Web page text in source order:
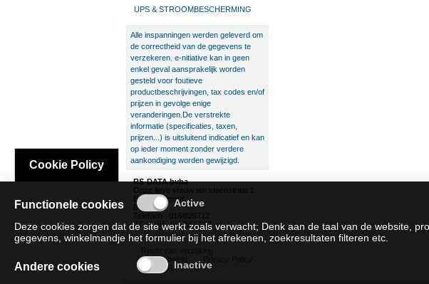
UPS & STROOMBESCHERMING
Alle inspanningen werden geleverd om
de correctheid van de gegevens te
verzekeren. e-nitiative kan in geen
enkel geval aansprakelijk worden
gesteld voor foutieve
productbeschrijvingen, tax codes en/of
prijzen in gevolge enige
veranderingen.De verstrekte
informatie (specificaties, taxen,
prijzen...) is uitsluitend indicatief en kan
op ieder moment zonder verdere
aankondiging worden gewijzigd.
RS-DATA bvba
Onze lieve vrouw ten steenstraat 1
B-3300 Tienen
België
Telefoon : 016/820712
BTW : BE 466.551.192
Recht van verzaking
Cookie beleid
Privacy Policy
SAT/SAR
Cookie Policy
Functionele cookies
Deze cookies zorgen dat de site werkt zoals verwacht; Denk aan de taal van de website,
gegevens, winkelmandje het formulier bij het afrekenen, zoekresultaten filteren etc.
Andere cookies